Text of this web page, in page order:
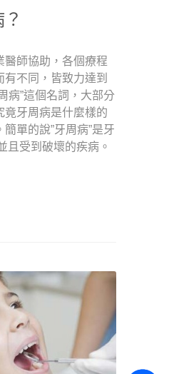
師協助，各個療程
有不同，皆致力達到
病”這個名詞，大部分
竟牙周病是什麼樣的
單的說”牙周病”是牙
且受到破壞的疾病。